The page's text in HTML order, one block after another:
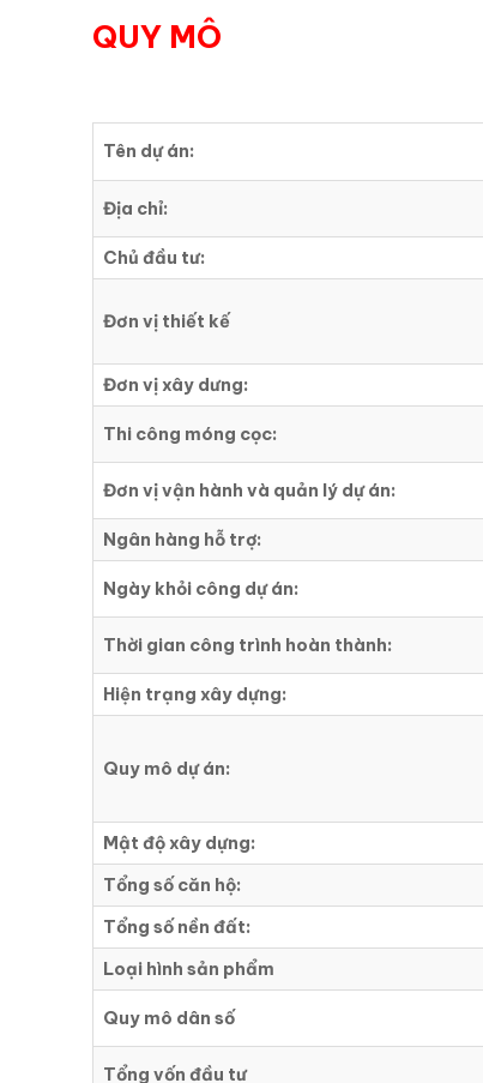
QUY MÔ
Tên dự án:
Địa chỉ:
Chủ đầu tư:
Đơn vị thiết kế
Đơn vị xây dưng:
Thi công móng cọc:
Đơn vị vận hành và quản lý dự án:
Ngân hàng hỗ trợ:
Ngày khỏi công dự án:
Thời gian công trình hoàn thành:
Hiện trạng xây dựng:
Quy mô dự án:
Mật độ xây dựng:
Tổng số căn hộ:
Tổng số nền đất:
Loại hình sản phẩm
Quy mô dân số
Tổng vốn đầu tư